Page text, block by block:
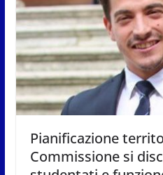
Pianificazione
Commissione si